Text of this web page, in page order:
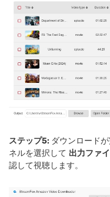
ステップ5: ダウンロード
ネルを選択して 出力ファ
認して視聴します。